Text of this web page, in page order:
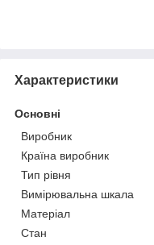
Характеристики
Основні
Виробник
Країна виробник
Тип рівня
Вимірювальна шкала
Матеріал
Стан